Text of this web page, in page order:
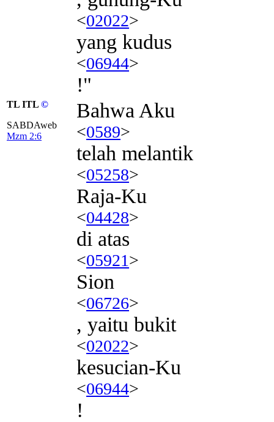
<02022>
yang kudus
<06944>
!"
TL ITL ©
SABDAweb
Mzm 2:6
Bahwa Aku
<0589>
telah melantik
<05258>
Raja-Ku
<04428>
di atas
<05921>
Sion
<06726>
, yaitu bukit
<02022>
kesucian-Ku
<06944>
!